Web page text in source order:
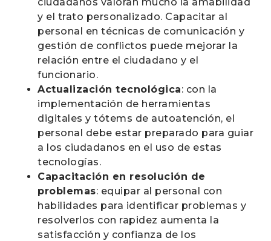
y el trato personalizado. Capacitar al
personal en técnicas de comunicación y
gestión de conflictos puede mejorar la
relación entre el ciudadano y el
funcionario.
Actualización tecnológica: con la
implementación de herramientas
digitales y tótems de autoatención, el
personal debe estar preparado para guiar
a los ciudadanos en el uso de estas
tecnologías.
Capacitación en resolución de
problemas: equipar al personal con
habilidades para identificar problemas y
resolverlos con rapidez aumenta la
satisfacción y confianza de los